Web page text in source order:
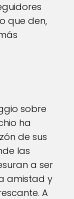
que den,
sobre
ha
de sus
las
a ser
amistad y
A